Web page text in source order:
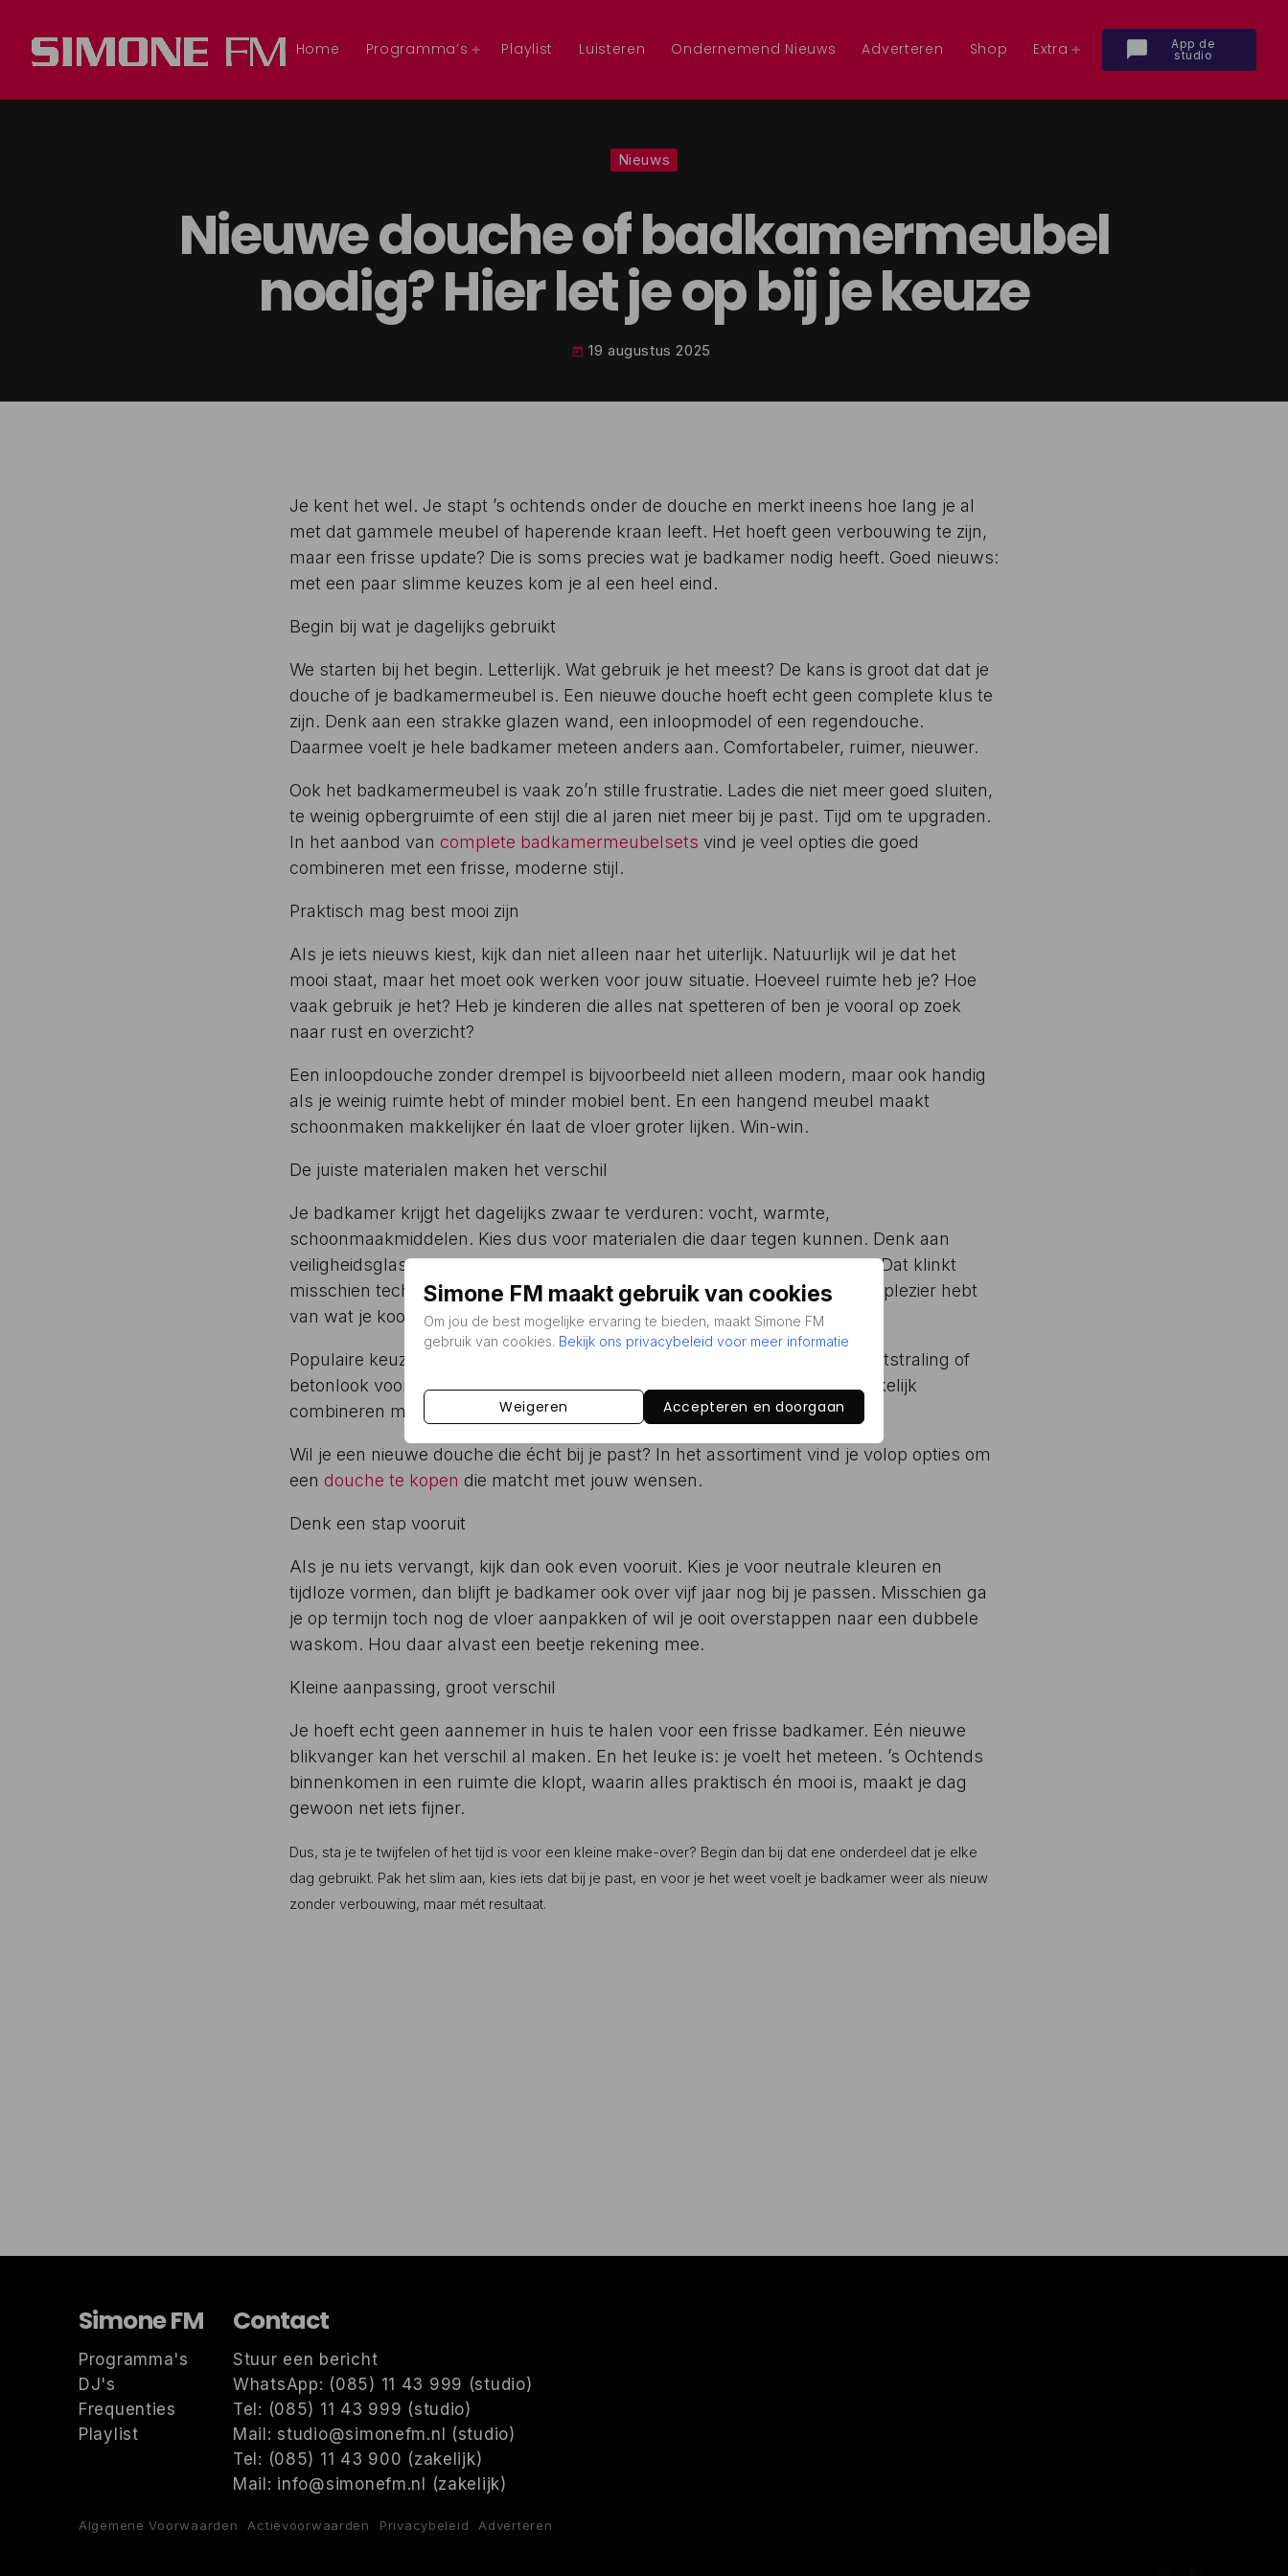
Home Programma’s Playlist Luisteren Ondernemend Nieuws Adverteren Shop Extra chat_bubble
App de
studio
Nieuws
Nieuwe douche of badkamermeubel
nodig? Hier let je op bij je keuze
today 19 augustus 2025
Je kent het wel. Je stapt ’s ochtends onder de douche en merkt ineens hoe lang je al
met dat gammele meubel of haperende kraan leeft. Het hoeft geen verbouwing te zijn,
maar een frisse update? Die is soms precies wat je badkamer nodig heeft. Goed nieuws:
met een paar slimme keuzes kom je al een heel eind.
Begin bij wat je dagelijks gebruikt
We starten bij het begin. Letterlijk. Wat gebruik je het meest? De kans is groot dat dat je
douche of je badkamermeubel is. Een nieuwe douche hoeft echt geen complete klus te
zijn. Denk aan een strakke glazen wand, een inloopmodel of een regendouche.
Daarmee voelt je hele badkamer meteen anders aan. Comfortabeler, ruimer, nieuwer.
Ook het badkamermeubel is vaak zo’n stille frustratie. Lades die niet meer goed sluiten,
te weinig opbergruimte of een stijl die al jaren niet meer bij je past. Tijd om te upgraden.
In het aanbod van complete badkamermeubelsets vind je veel opties die goed
combineren met een frisse, moderne stijl.
Praktisch mag best mooi zijn
Als je iets nieuws kiest, kijk dan niet alleen naar het uiterlijk. Natuurlijk wil je dat het
mooi staat, maar het moet ook werken voor jouw situatie. Hoeveel ruimte heb je? Hoe
vaak gebruik je het? Heb je kinderen die alles nat spetteren of ben je vooral op zoek
naar rust en overzicht?
Een inloopdouche zonder drempel is bijvoorbeeld niet alleen modern, maar ook handig
als je weinig ruimte hebt of minder mobiel bent. En een hangend meubel maakt
schoonmaken makkelijker én laat de vloer groter lijken. Win-win.
De juiste materialen maken het verschil
Je badkamer krijgt het dagelijks zwaar te verduren: vocht, warmte,
schoonmaakmiddelen. Kies dus voor materialen die daar tegen kunnen. Denk aan
veiligheidsglas voor je douche en vochtwerend materiaal voor je meubel. Dat klinkt
misschien technisch, maar in de praktijk betekent het vooral dat je langer plezier hebt
van wat je koopt.
Populaire keuzes zijn houtlook in warme tinten, mat wit voor een rustige uitstraling of
betonlook voor iets stoerders. En het mooie is: deze stijlen laten zich makkelijk
combineren met nieuwe tegels of accessoires later.
Wil je een nieuwe douche die écht bij je past? In het assortiment vind je volop opties om
een douche te kopen die matcht met jouw wensen.
Denk een stap vooruit
Als je nu iets vervangt, kijk dan ook even vooruit. Kies je voor neutrale kleuren en
tijdloze vormen, dan blijft je badkamer ook over vijf jaar nog bij je passen. Misschien ga
je op termijn toch nog de vloer aanpakken of wil je ooit overstappen naar een dubbele
waskom. Hou daar alvast een beetje rekening mee.
Kleine aanpassing, groot verschil
Je hoeft echt geen aannemer in huis te halen voor een frisse badkamer. Eén nieuwe
blikvanger kan het verschil al maken. En het leuke is: je voelt het meteen. ’s Ochtends
binnenkomen in een ruimte die klopt, waarin alles praktisch én mooi is, maakt je dag
gewoon net iets fijner.
Dus, sta je te twijfelen of het tijd is voor een kleine make-over? Begin dan bij dat ene onderdeel dat je elke
dag gebruikt. Pak het slim aan, kies iets dat bij je past, en voor je het weet voelt je badkamer weer als nieuw
zonder verbouwing, maar mét resultaat.
Simone FM
Programma's
DJ's
Frequenties
Playlist
Contact
Stuur een bericht
WhatsApp: (085) 11 43 999 (studio)
Tel: (085) 11 43 999 (studio)
Mail: studio@simonefm.nl (studio)
Tel: (085) 11 43 900 (zakelijk)
Mail: info@simonefm.nl (zakelijk)
Algemene Voorwaarden Actievoorwaarden Privacybeleid Adverteren
Simone FM maakt gebruik van cookies
Om jou de best mogelijke ervaring te bieden, maakt Simone FM
gebruik van cookies. Bekijk ons privacybeleid voor meer informatie
Weigeren Accepteren en doorgaan